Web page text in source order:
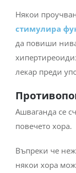
стимулира
да повиши
лекар преди
Ашваганда се
повечето хора.
някои хора
разстройства,